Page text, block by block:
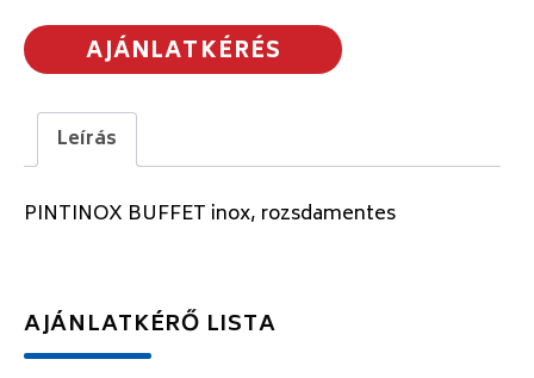
AJÁNLATKÉRÉS
Leírás
PINTINOX BUFFET inox, rozsdamentes
AJÁNLATKÉRŐ LISTA